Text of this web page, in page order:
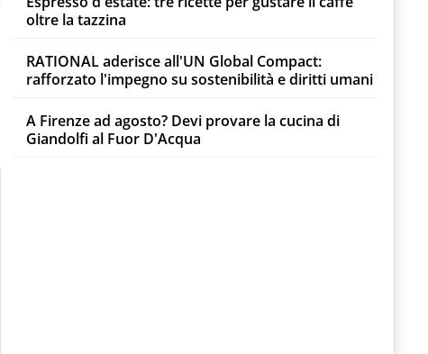
oltre la tazzina
RATIONAL aderisce all'UN Global Compact:
rafforzato l'impegno su sostenibilità e diritti umani
A Firenze ad agosto? Devi provare la cucina di
Giandolfi al Fuor D'Acqua